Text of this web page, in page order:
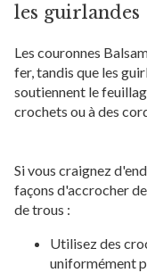
les guirlandes
Les couronnes
fer, tandis que les
soutiennent le
crochets ou à des
Si vous craignez
façons d'accrocher
de trous :
Utilisez des
uniformément